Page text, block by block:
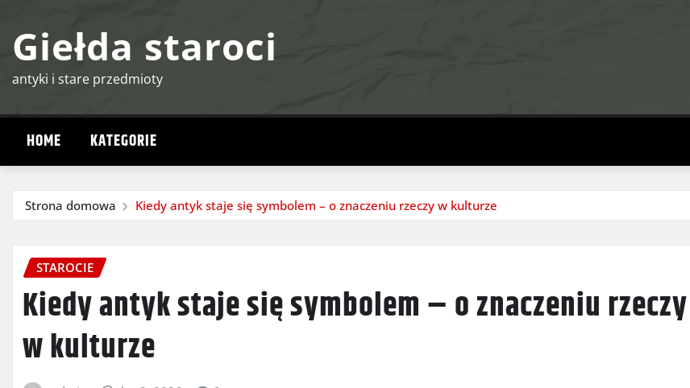
treściGiełda staroci
antyki i stare przedmioty
HOME KATEGORIE
Strona domowa Kiedy antyk staje się symbolem – o znaczeniu rzeczy w kulturze
STAROCIE
Kiedy antyk staje się symbolem – o znaczeniu rzeczy
w kulturze